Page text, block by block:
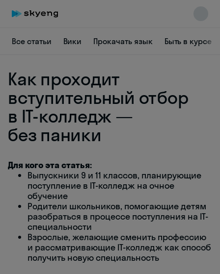
Все статьи Вики Прокачать язык Быть в курсе
Как проходит
вступительный отбор
в IT-колледж —
без паники
Для кого эта статья:
Выпускники 9 и 11 классов, планирующие
поступление в IT-колледж на очное
обучение
Родители школьников, помогающие детям
разобраться в процессе поступления на IT-
специальности
Взрослые, желающие сменить профессию
и рассматривающие IT-колледж как способ
получить новую специальность
online